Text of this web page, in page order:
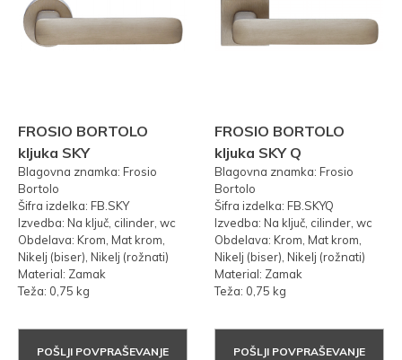
FROSIO BORTOLO
kljuka SKY
Blagovna znamka: Frosio
Bortolo
Šifra izdelka: FB.SKY
Izvedba: Na ključ, cilinder, wc
Obdelava: Krom, Mat krom,
Nikelj (biser), Nikelj (rožnati)
Material: Zamak
Teža: 0,75 kg
POŠLJI POVPRAŠEVANJE
FROSIO BORTOLO
kljuka SKY Q
Blagovna znamka: Frosio
Bortolo
Šifra izdelka: FB.SKYQ
Izvedba: Na ključ, cilinder, wc
Obdelava: Krom, Mat krom,
Nikelj (biser), Nikelj (rožnati)
Material: Zamak
Teža: 0,75 kg
POŠLJI POVPRAŠEVANJE